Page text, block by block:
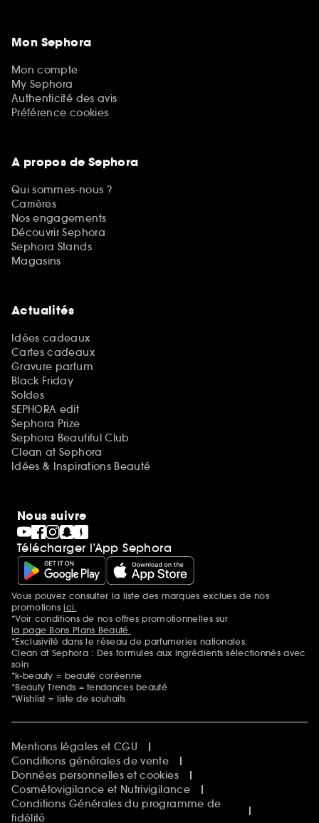
Mon Sephora
Mon compte
My Sephora
Authenticité des avis
Préférence cookies
A propos de Sephora
Qui sommes-nous ?
Carrières
Nos engagements
Découvrir Sephora
Sephora Stands
Magasins
Actualités
Idées cadeaux
Cartes cadeaux
Gravure parfum
Black Friday
Soldes
SEPHORA edit
Sephora Prize
Sephora Beautiful Club
Clean at Sephora
Idées & Inspirations Beauté
Nous suivre
Télécharger l’App Sephora
Mentions additionnelles
Vous pouvez consulter la liste des marques exclues de nos
promotionsici.
*Voir conditions de nos offres promotionnelles sur
la page Bons Plans Beauté.
*Exclusivité dans le réseau de parfumeries nationales.
Clean at Sephora : Des formules aux ingrédients sélectionnés avec
soin
*k-beauty = beauté coréenne
*Beauty Trends = tendances beauté
*Wishlist = liste de souhaits
Mentions légales et CGU
Conditions générales de vente
Données personnelles et cookies
Cosmétovigilance et Nutrivigilance
Conditions Générales du programme de
fidélité